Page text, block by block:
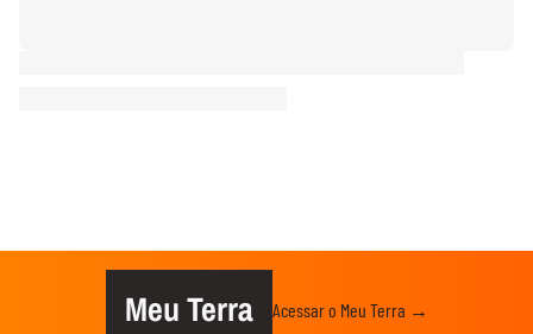
Meu Terra Acessar o Meu Terra →